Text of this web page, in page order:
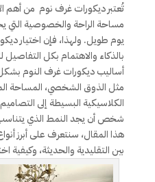
تُعتبر ديكورات غرف نوم من أهم
مساحة الراحة والخصوصية التي
يوم طويل. ولهذا، فإن اختيار
بالذكاء والاهتمام بكل التفاصيل
أساليب ديكورات غرف النوم بشكل
مثل الذوق الشخصي، المساحة
الكلاسيكية البسيطة إلى
شخص أن يجد النمط الذي
هذا المقال، سنتعرف على أبرز
بين التقليدية والحديثة،